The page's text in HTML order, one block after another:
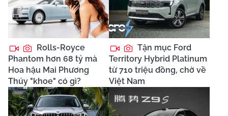
Rolls-Royce
Phantom hơn 68 tỷ mà
Hoa hậu Mai Phương
Thúy "khoe" có gì?
Tận mục Ford
Territory Hybrid Platinum
từ 710 triệu đồng, chờ về
Việt Nam